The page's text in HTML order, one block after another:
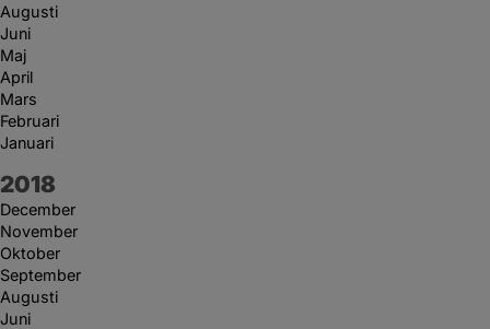
Augusti
Juni
Maj
April
Mars
Februari
Januari
År:
2018
December
November
Oktober
September
Augusti
Juni